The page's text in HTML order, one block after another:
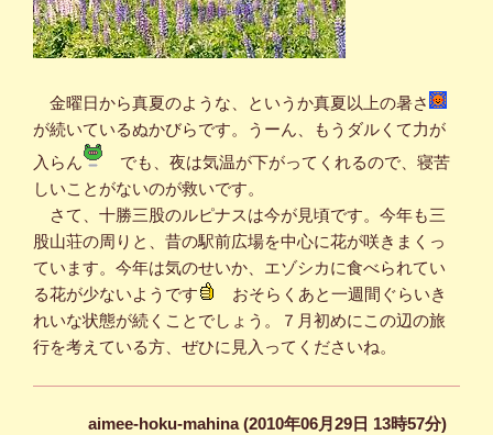
金曜日から真夏のような、というか真夏以上の暑さ
が続いているぬかびらです。うーん、もうダルくて力が
入らん
でも、夜は気温が下がってくれるので、寝苦
しいことがないのが救いです。
さて、十勝三股のルピナスは今が見頃です。今年も三
股山荘の周りと、昔の駅前広場を中心に花が咲きまくっ
ています。今年は気のせいか、エゾシカに食べられてい
る花が少ないようです
おそらくあと一週間ぐらいき
れいな状態が続くことでしょう。７月初めにこの辺の旅
行を考えている方、ぜひに見入ってくださいね。
aimee-hoku-mahina (2010年06月29日 13時57分)